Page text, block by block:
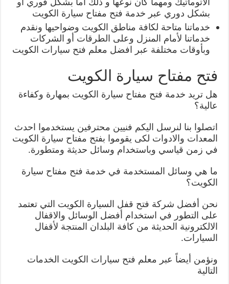
بشكل دوري عبر خدمة فتح مفتاح سيارة الكويت
خدماتنا متاحة لكافة مناطق الكويت وضواحيها ونقدم
خدماتنا لأمام المنزل وعلى الطرقات أو الشركات
وبأوقات مختلفة عبر افضل معلم فتح سيارات الكويت
فتح مفتاح سيارة الكويت
هل تريد خدمة فتح مفتاح سيارة الكويت بمهارة وكفاءة
عالية؟
اتصلوا بنا لنرسل اليكم فنيين محترفين يستخدموا احدث
المعدات والادوات لكى يقوموا بفتح مفتاح سيارة الكويت
في زمن قياسي وباستخدام وسائل حديثة ومتطورة.
ما هي وسائل المستخدمة في خدمة فتح مفتاح سيارة
الكويت؟
نحن أفضل شركة فتح قفل السيارة الكويت التي تعتمد
على التطور في استخدام أفضل الوسائل والاقفال
الالكترونية الحديثة من كافة البلدان المنتجة لأقفال
السيارات.
ونؤمن أيضاً عبر معلم فتح سيارات الكويت الخدمات
التالية